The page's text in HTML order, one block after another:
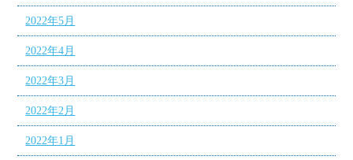
2022年5月
2022年4月
2022年3月
2022年2月
2022年1月